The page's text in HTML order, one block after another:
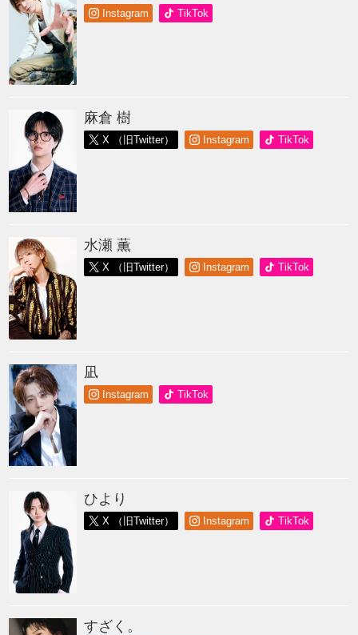
Instagram TikTok
麻倉 樹
X （旧Twitter） Instagram TikTok
水瀬 薫
X （旧Twitter） Instagram TikTok
凪
Instagram TikTok
ひより
X （旧Twitter） Instagram TikTok
すざく。